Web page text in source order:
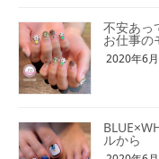
不安あっ
お仕事の
2020年6
ルから